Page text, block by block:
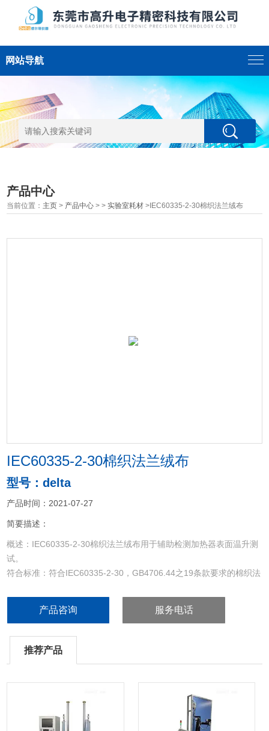
网站导航
产品中心
当前位置： 主页 > 产品中心 > >实验室耗材 >IEC60335-2-30棉织法兰绒布
IEC60335-2-30棉织法兰绒布
型号：delta
产品时间：2021-07-27
简要描述：
概述：IEC60335-2-30棉织法兰绒布用于辅助检测加热器表面温升测
试。
符合标准：符合IEC60335-2-30，GB4706.44之19条款要求的棉织法
产品咨询 服务电话
推荐产品